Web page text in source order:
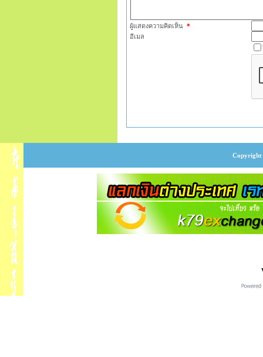
ผู้แสดงความคิดเห็น *
อีเมล
Copyright